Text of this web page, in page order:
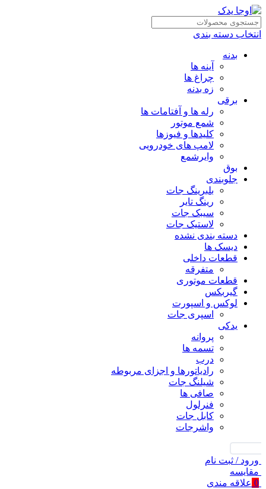
انتخاب دسته بندی
بدنه
آینه ها
چراغ ها
زه بدنه
برقی
رله ها و آفتامات ها
شمع موتور
کلیدها و فیوزها
لامپ های خودرویی
وایرشمع
بوق
جلوبندی
بلبرینگ جات
رینگ تایر
سیبک جات
لاستیک جات
دسته بندی نشده
دیسک ها
قطعات داخلی
متفرقه
قطعات موتوری
گیربکس
لوکس و اسپورت
اسپری جات
یدکی
پروانه
تسمه ها
درب
رادیاتورها و اجزای مربوطه
شیلنگ جات
صافی ها
فنرلول
کابل جات
واشرجات
ورود / ثبت نام
مقايسه
0 علاقه مندی